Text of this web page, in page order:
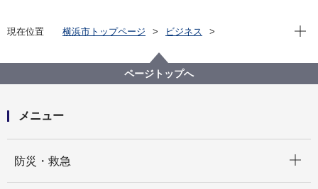
現在位置 横浜市トップページ
ビジネス
屋外広告業について
屋外広告業登録・特例届出制度について
現在
ページトップへ
メニュー
防災・救急